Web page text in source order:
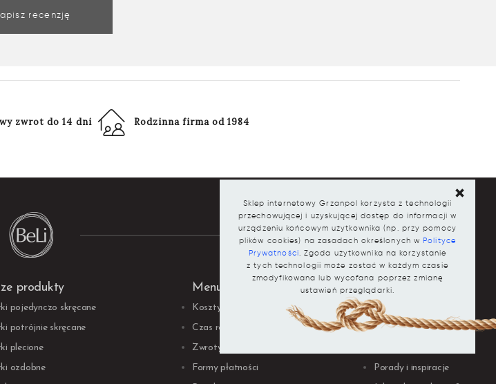
recenzję
zwrot do 14 dni Rodzinna firma od 1984
Sklep internetowy Grzanpol korzysta z technologii
przechowującej i uzyskującej dostęp do informacji w
urządzeniu końcowym użytkownika (np. przy pomocy
plików cookies) na zasadach określonych w Polityce
Prywatności . Zgoda użytkownika na korzystanie
z tych technologii może zostać w każdym czasie
zmodyfikowana lub wycofana poprzez zmianę
ustawień przeglądarki.
produkty
pojedynczo skręcane
potrójnie skręcane
plecione
ozdobne
Menu sklepu
Koszty dostawy
Czas realizacji
Zwroty
Formy płatności
Menu sklepu
Polityka cookies
O firmie
Porady i inspiracje